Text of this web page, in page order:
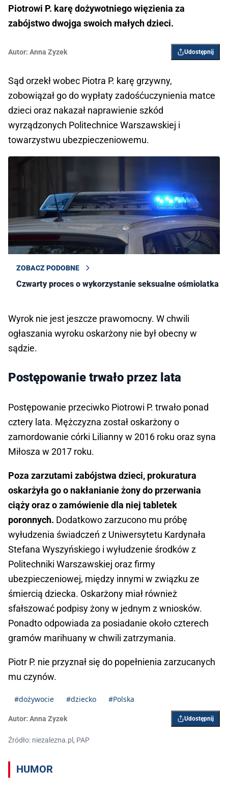
Piotrowi P. karę dożywotniego więzienia za
zabójstwo dwojga swoich małych dzieci.
Autor: Anna Zyzek Udostępnij
Sąd orzekł wobec Piotra P. karę grzywny,
zobowiązał go do wypłaty zadośćuczynienia matce
dzieci oraz nakazał naprawienie szkód
wyrządzonych Politechnice Warszawskiej i
towarzystwu ubezpieczeniowemu.
ZOBACZ PODOBNE
Czwarty proces o wykorzystanie seksualne ośmiolatka
Wyrok nie jest jeszcze prawomocny. W chwili
ogłaszania wyroku oskarżony nie był obecny w
sądzie.
Postępowanie trwało przez lata
Postępowanie przeciwko Piotrowi P. trwało ponad
cztery lata. Mężczyzna został oskarżony o
zamordowanie córki Lilianny w 2016 roku oraz syna
Miłosza w 2017 roku.
Poza zarzutami zabójstwa dzieci, prokuratura
oskarżyła go o nakłanianie żony do przerwania
ciąży oraz o zamówienie dla niej tabletek
poronnych. Dodatkowo zarzucono mu próbę
wyłudzenia świadczeń z Uniwersytetu Kardynała
Stefana Wyszyńskiego i wyłudzenie środków z
Politechniki Warszawskiej oraz firmy
ubezpieczeniowej, między innymi w związku ze
śmiercią dziecka. Oskarżony miał również
sfałszować podpisy żony w jednym z wniosków.
Ponadto odpowiada za posiadanie około czterech
gramów marihuany w chwili zatrzymania.
Piotr P. nie przyznał się do popełnienia zarzucanych
mu czynów.
#dożywocie #dziecko #Polska
Autor: Anna Zyzek Udostępnij
Źródło: niezalezna.pl, PAP
HUMOR